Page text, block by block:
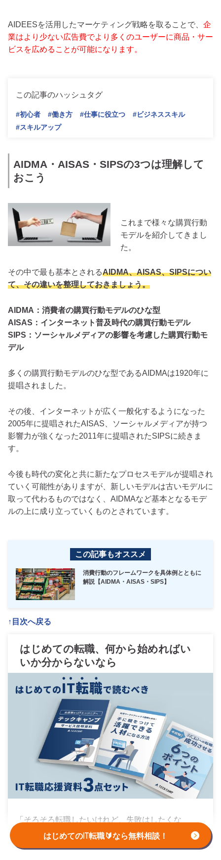
はじめてのIT転職🔰なら無料相談！
AIDEESを活用したマーケティング戦略を取ることで、 企
業はより少ない広告費でより多くのユーザーに商品・サー
ビスを広めることが可能になります。
この記事のハッシュタグ
#初心者 #働き方 #仕事に役立つ
#ビジネススキル
#スキルアップ
AIDMA・AISAS・SIPSの3つは理解して
おこう
これまで様々な購買行動
モデルを紹介してきまし
た。
その中で最も基本とされるAIDMA、AISAS、SIPSについ
て、その違いを整理しておきましょう。
AIDMA：消費者の購買行動モデルのひな型
AISAS：インターネット普及時代の購買行動モデル
SIPS：ソーシャルメディアの影響を考慮した購買行動モ
デル
多くの購買行動モデルのひな型であるAIDMAは1920年に
提唱されました。
その後、インターネットが広く一般化するようになった
2005年に提唱されたAISAS、ソーシャルメディアが持つ
影響力が強くなった2011年に提唱されたSIPSに続きま
す。
今後も時代の変化と共に新たなプロセスモデルが提唱され
ていく可能性がありますが、新しいモデルは古いモデルに
取って代わるものではなく、AIDMAなど基本となるモデ
ルの上に成り立っていくものとされています。
この記事もオススメ
消費行動のフレームワークを具体例とともに
解説【AIDMA・AISAS・SIPS】
↑目次へ戻る
はじめての転職、何から始めればい
いか分からないなら
「そろそろ転職したいけれど、失敗はしたくな
い……」そんな方へ、テックキャンプでは
読むだけで
IT転職が有利になる限定資料